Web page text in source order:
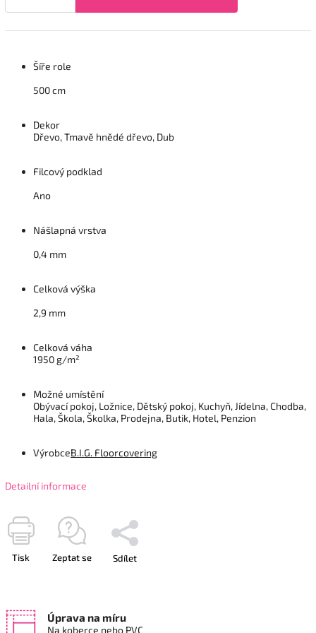
Šíře role
500 cm
Dekor
Dřevo, Tmavě hnědé dřevo, Dub
Filcový podklad
Ano
Nášlapná vrstva
0,4 mm
Celková výška
2,9 mm
Celková váha
1950 g/m²
Možné umístění
Obývací pokoj, Ložnice, Dětský pokoj, Kuchyň, Jídelna, Chodba,
Hala, Škola, Školka, Prodejna, Butik, Hotel, Penzion
VýrobceB.I.G. Floorcovering
Detailní informace
Tisk Zeptat se Sdílet
Úprava na míru
Na koberce nebo PVC